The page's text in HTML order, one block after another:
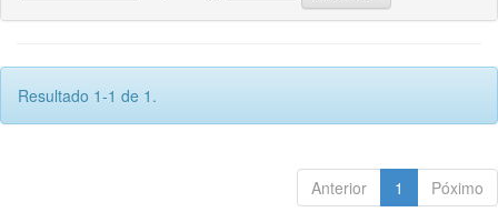
Resultado 1-1 de 1.
Anterior 1 Póximo